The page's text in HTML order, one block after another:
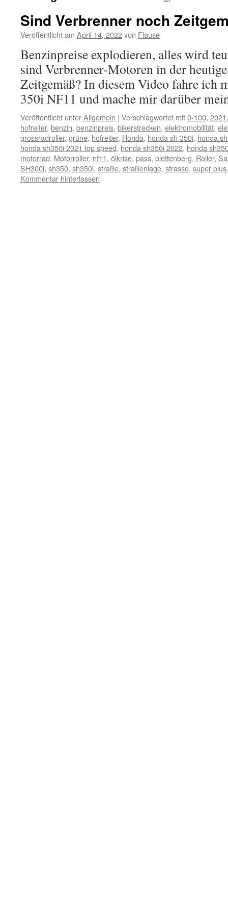
Sind Verbrenner noch
Veröffentlicht am April 14, 2022von Flause
Benzinpreise explodieren, alles wird
sind Verbrenner-Motoren in der
Zeitgemäß? In diesem Video fahre ich
350i NF11 und mache mir darüber
Veröffentlicht unterAllgemein | Verschlagwortet mit0-100, 2021
hofreiter, benzin, benzinpreis, bikerstrecken, elektromobilität,
grossradroller, grüne, hofreiter, Honda, honda sh 350i, honda
honda sh350i 2021 top speed, honda sh350i 2022, honda
motorrad, Motorroller, nf11, ölkrise, pass, plettenberg, Roller,
SH300i, sh350, sh350i, straße, straßenlage, strasse, super plus
Kommentar hinterlassen